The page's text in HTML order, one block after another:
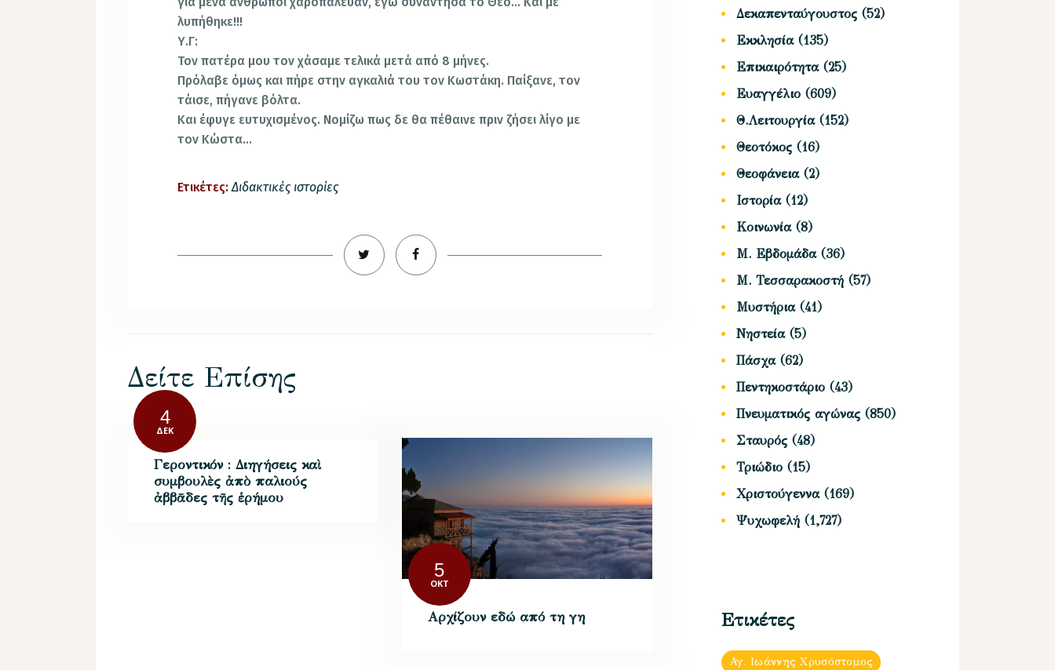
λυπήθηκε!!!
Υ.Γ:
Τον πατέρα μου τον χάσαμε τελικά μετά από 8 μήνες.
Πρόλαβε όμως και πήρε στην αγκαλιά του τον Κωστάκη. Παίξανε, τον
τάισε, πήγανε βόλτα.
Και έφυγε ευτυχισμένος. Νομίζω πως δε θα πέθαινε πριν ζήσει λίγο με
τον Κώστα…
Ετικέτες: Διδακτικές ιστορίες
Δείτε Επίσης
4
ΔΕΚ
Γεροντικόν : Διηγήσεις καὶ
συμβουλὲς ἀπὸ παλιούς
ἀββᾶδες τῆς ἑρήμου
5
ΟΚΤ
Αρχίζουν εδώ από τη γη
Δεκαπενταύγουστος (52)
Εκκλησία(135)
Επικαιρότητα(25)
Ευαγγέλιο (609)
Θ.Λειτουργία(152)
Θεοτόκος (16)
Θεοφάνεια(2)
Ιστορία(12)
Κοινωνία(8)
Μ. Εβδομάδα(36)
Μ. Τεσσαρακοστή (57)
Μυστήρια(41)
Νηστεία(5)
Πάσχα(62)
Πεντηκοστάριο (43)
Πνευματικός αγώνας (850)
Σταυρός (48)
Τριώδιο (15)
Χριστούγεννα(169)
Ψυχωφελή (1,727)
Ετικέτες
Αγ. Ιωάννης Χρυσόστομος